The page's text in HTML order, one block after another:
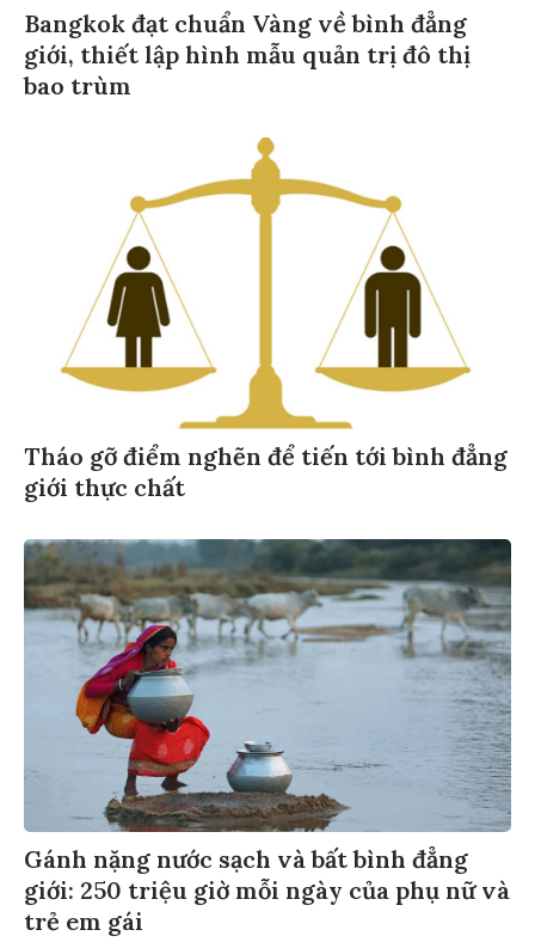
Bangkok đạt chuẩn Vàng về bình đẳng
giới, thiết lập hình mẫu quản trị đô thị
bao trùm
Tháo gỡ điểm nghẽn để tiến tới bình đẳng
giới thực chất
Gánh nặng nước sạch và bất bình đẳng
giới: 250 triệu giờ mỗi ngày của phụ nữ và
trẻ em gái